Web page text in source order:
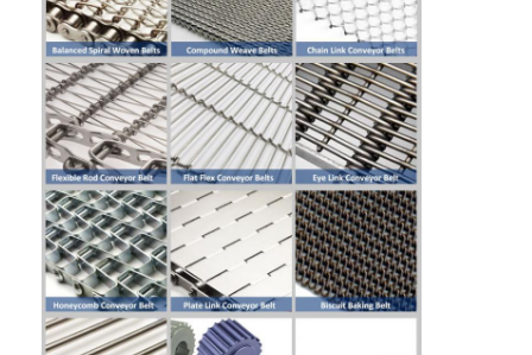
홈
제품 소개
회사 소개
공장 투어
품질 관리
연락처
뉴스